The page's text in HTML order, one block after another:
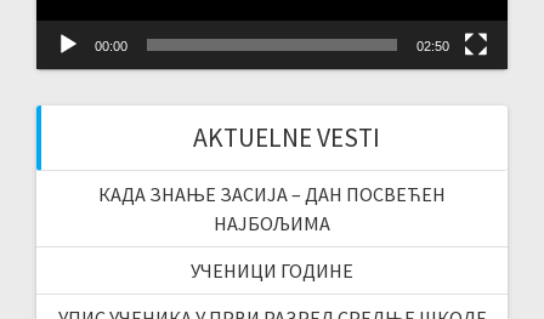
00:00 02:50
AKTUELNE VESTI
КАДА ЗНАЊЕ ЗАСИЈА – ДАН ПОСВЕЋЕН
НАЈБОЉИМА
УЧЕНИЦИ ГОДИНЕ